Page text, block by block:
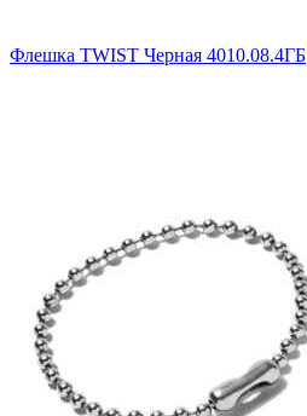
Флешка TWIST Черная 4010.08.4ГБ